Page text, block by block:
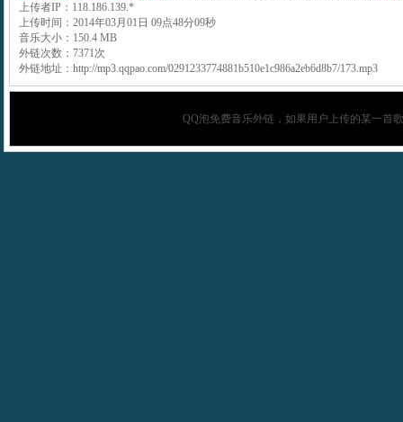
上传者IP：118.186.139.*
上传时间：2014年03月01日 09点48分09秒
音乐大小：150.4 MB
外链次数：7371次
外链地址：http://mp3.qqpao.com/0291233774881b510e1c986a2eb6d8b7/173.mp3
QQ泡免费音乐外链，如果用户上传的某一首